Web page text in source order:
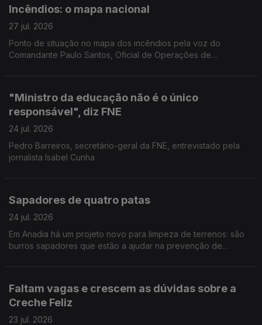
Incêndios: o mapa nacional
27 jul. 2026
Ponto de situação no mapa dos incêndios pela voz do
Comandante Paulo Santos, Oficial de Operações de
"Ministro da educação não é o único
responsável", diz FNE
24 jul. 2026
Pedro Barreiros, secretário-geral da FNE, entrevistado pela
jornalista Isabel Cunha
Sapadores de quatro patas
24 jul. 2026
Em Anadia há um projeto novo para limpeza de terrenos: são
burros sapadores que estão a ajudar na prevenção de
Faltam vagas e crescem as dúvidas sobre a
Creche Feliz
23 jul. 2026